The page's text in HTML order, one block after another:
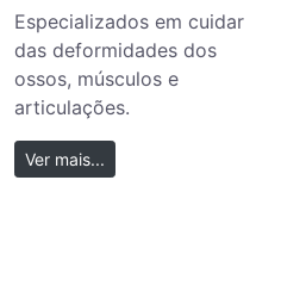
Especializados em cuidar
das deformidades dos
ossos, músculos e
articulações.
Ver mais...